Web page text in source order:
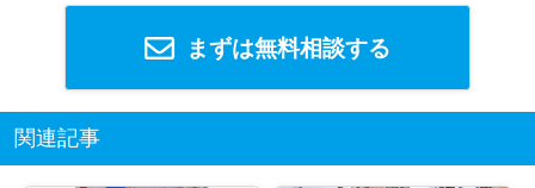
まずは無料相談する
関連記事